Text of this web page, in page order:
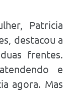
Patricia
destacou a
frentes.
e
agora. Mas